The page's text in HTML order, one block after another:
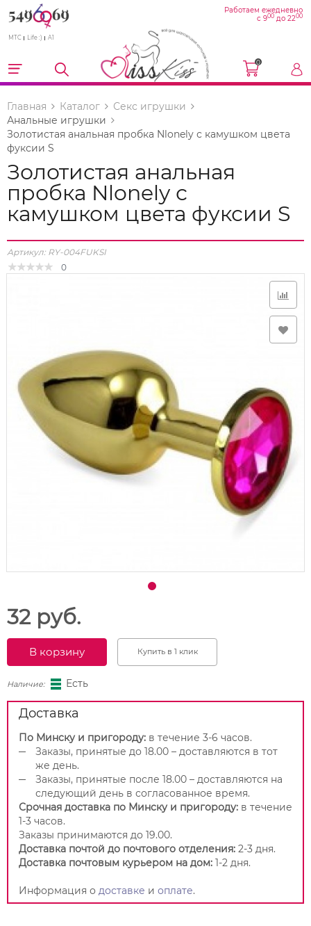
МТС Life :) A1
Работаем ежедневно
с 900 до 2200
0
Главная Каталог
Секс игрушки
Анальные игрушки
Золотистая анальная пробка Nlonely с камушком цвета
фуксии S
Золотистая анальная
пробка Nlonely с
камушком цвета фуксии S
Артикул: RY-004FUKSI
0
32 руб.
В корзину Купить в 1 клик
Наличие: Есть
Доставка
По Минску и пригороду: в течение 3-6 часов.
Заказы, принятые до 18.00 – доставляются в тот
же день.
Заказы, принятые после 18.00 – доставляются на
следующий день в согласованное время.
Срочная доставка по Минску и пригороду: в течение
1-3 часов.
Заказы принимаются до 19.00.
Доставка почтой до почтового отделения: 2-3 дня.
Доставка почтовым курьером на дом: 1-2 дня.
Информация о доставке и оплате.